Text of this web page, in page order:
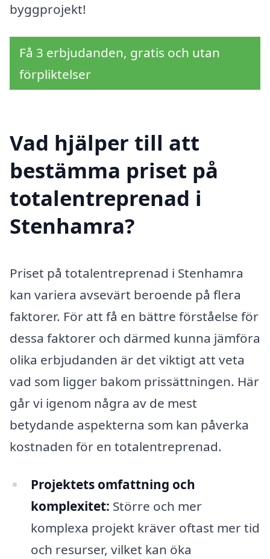
byggprojekt!
Få 3 erbjudanden, gratis och utan
förpliktelser
Vad hjälper till att
bestämma priset på
totalentreprenad i
Stenhamra?
Priset på totalentreprenad i Stenhamra
kan variera avsevärt beroende på flera
faktorer. För att få en bättre förståelse för
dessa faktorer och därmed kunna jämföra
olika erbjudanden är det viktigt att veta
vad som ligger bakom prissättningen. Här
går vi igenom några av de mest
betydande aspekterna som kan påverka
kostnaden för en totalentreprenad.
Projektets omfattning och
komplexitet: Större och mer
komplexa projekt kräver oftast mer tid
och resurser, vilket kan öka